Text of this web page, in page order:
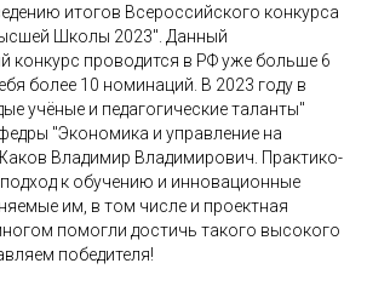
итогов Всероссийского конкурса
Школы 2023". Данный
конкурс проводится в РФ уже больше 6
более 10 номинаций. В 2023 году в
учёные и педагогические таланты"
"Экономика и управление на
Владимир Владимирович. Практико-
к обучению и инновационные
им, в том числе и проектная
помогли достичь такого высокого
победителя!